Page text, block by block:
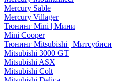
Mercury Sable
Mercury Villager
Тюнинг Mini | Мини
Mini Cooper
Тюнинг Mitsubishi | Митсубиси
Mitsubishi 3000 GT
Mitsubishi ASX
Mitsubishi Colt